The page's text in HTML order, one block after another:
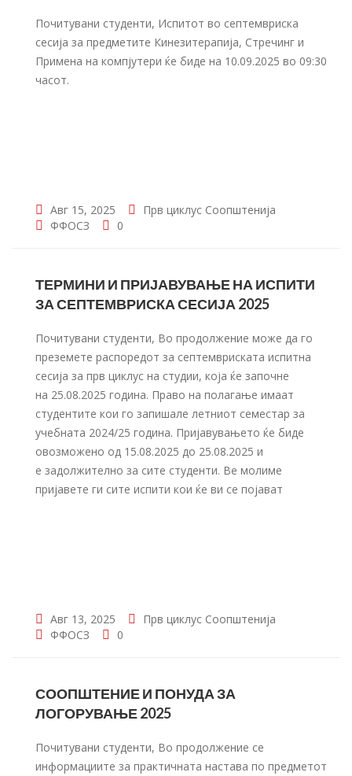
Почитувани студенти, Испитот во септемвриска
сесија за предметите Кинезитерапија, Стречинг и
Примена на компјутери ќе биде на 10.09.2025 во 09:30
часот.
Авг 15, 2025 Прв циклус Соопштенија
ФФОСЗ
0
ТЕРМИНИ И ПРИЈАВУВАЊЕ НА ИСПИТИ
ЗА СЕПТЕМВРИСКА СЕСИЈА 2025
Почитувани студенти, Во продолжение може да го
преземете распоредот за септемвриската испитна
сесија за прв циклус на студии, која ќе започне
на 25.08.2025 година. Право на полагање имаат
студентите кои го запишале летниот семестар за
учебната 2024/25 година. Пријавувањето ќе биде
овозможено од 15.08.2025 до 25.08.2025 и
е задолжително за сите студенти. Ве молиме
пријавете ги сите испити кои ќе ви се појават
Авг 13, 2025 Прв циклус Соопштенија
ФФОСЗ
0
СООПШТЕНИЕ И ПОНУДА ЗА
ЛОГОРУВАЊЕ 2025
Почитувани студенти, Во продолжение се
информациите за практичната настава по предметот